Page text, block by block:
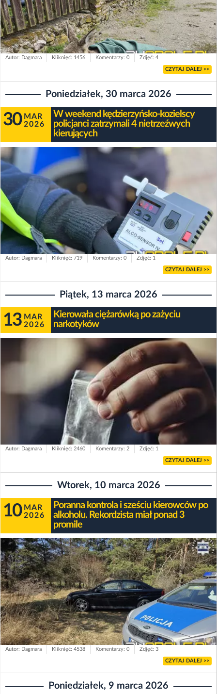
Autor: Dagmara Kliknięć: 1456 Komentarzy: 0 Zdjęć: 4
CZYTAJ DALEJ >>
Poniedziałek, 30 marca 2026
30 MAR
2026
W weekend kędzierzyńsko-kozielscy
policjanci zatrzymali 4 nietrzeźwych
kierujących
Autor: Dagmara Kliknięć: 719 Komentarzy: 0 Zdjęć: 1
CZYTAJ DALEJ >>
Piątek, 13 marca 2026
13 MAR
2026
Kierowała ciężarówką po zażyciu
narkotyków
Autor: Dagmara Kliknięć: 2460 Komentarzy: 2 Zdjęć: 1
CZYTAJ DALEJ >>
Wtorek, 10 marca 2026
10 MAR
2026
Poranna kontrola i sześciu kierowców po
alkoholu. Rekordzista miał ponad 3
promile
Autor: Dagmara Kliknięć: 4538 Komentarzy: 0 Zdjęć: 3
CZYTAJ DALEJ >>
Poniedziałek, 9 marca 2026